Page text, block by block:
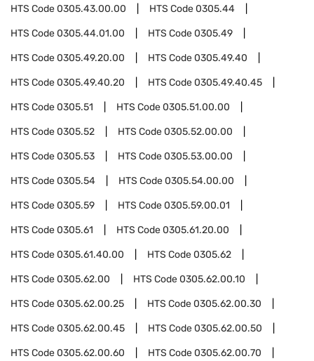
HTS Code0305.43.00.00 HTS Code0305.44
HTS Code0305.44.01.00 HTS Code0305.49
HTS Code0305.49.20.00 HTS Code0305.49.40
HTS Code0305.49.40.20 HTS Code0305.49.40.45
HTS Code0305.51 HTS Code0305.51.00.00
HTS Code0305.52 HTS Code0305.52.00.00
HTS Code0305.53 HTS Code0305.53.00.00
HTS Code0305.54 HTS Code0305.54.00.00
HTS Code0305.59 HTS Code0305.59.00.01
HTS Code0305.61 HTS Code0305.61.20.00
HTS Code0305.61.40.00 HTS Code0305.62
HTS Code0305.62.00 HTS Code0305.62.00.10
HTS Code0305.62.00.25 HTS Code0305.62.00.30
HTS Code0305.62.00.45 HTS Code0305.62.00.50
HTS Code0305.62.00.60 HTS Code0305.62.00.70